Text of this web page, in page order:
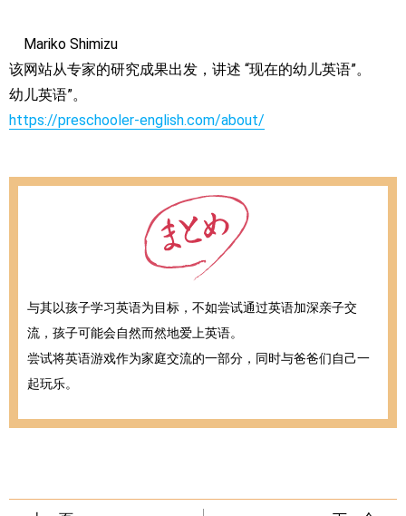
Mariko Shimizu
该网站从专家的研究成果出发，讲述 “现在的幼儿英语”。
幼儿英语”。
https://preschooler-english.com/about/
与其以孩子学习英语为目标，不如尝试通过英语加深亲子交
流，孩子可能会自然而然地爱上英语。
尝试将英语游戏作为家庭交流的一部分，同时与爸爸们自己一
起玩乐。